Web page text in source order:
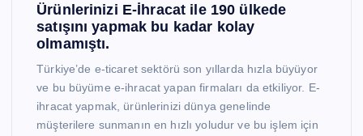
Ürünlerinizi E-İhracat ile 190 ülkede
satışını yapmak bu kadar kolay
olmamıştı.
Türkiye’de e-ticaret sektörü son yıllarda hızla büyüyor
ve bu büyüme e-ihracat yapan firmaları da etkiliyor. E-
ihracat yapmak, ürünlerinizi dünya genelinde
müşterilere sunmanın en hızlı yoludur ve bu işlem için